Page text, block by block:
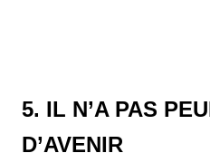
5. IL N’A PAS
D’AVENIR